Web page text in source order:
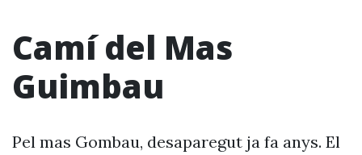
Camí del Mas
Guimbau
Pel mas Gombau, desaparegut ja fa anys. El